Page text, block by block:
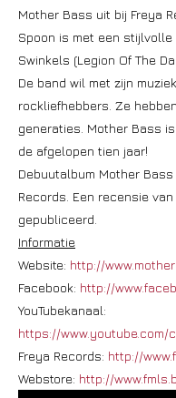
Mother Bass uit bij Freya
Spoon is met een
Swinkels (Legion Of The
De band wil met zijn
rockliefhebbers. Ze
generaties. Mother Bass
de afgelopen tien jaar!
Debuutalbum Mother
Records. Een recensie
gepubliceerd.
Informatie
Website: http://
Facebook: http://
YouTubekanaal:
https://www.youtube.com/
Freya Records: http://
Webstore: http://